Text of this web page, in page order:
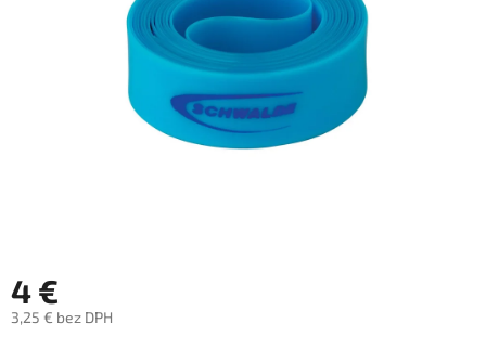
4 €
3,25 € bez DPH